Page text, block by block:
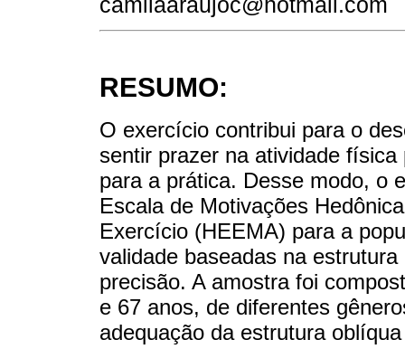
RESUMO:
O exercício contribui para o
sentir prazer na atividade
para a prática. Desse modo, o
Escala de Motivações
Exercício (HEEMA) para a
validade baseadas na
precisão. A amostra foi
e 67 anos, de diferentes
adequação da estrutura